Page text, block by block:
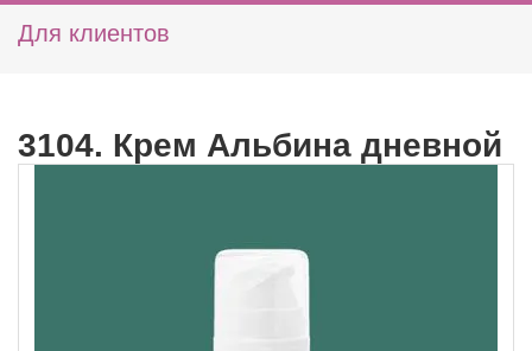
Для клиентов
3104. Крем Альбина дневной